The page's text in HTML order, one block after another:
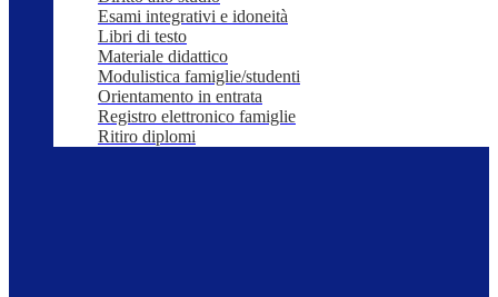
Esami integrativi e idoneità
Libri di testo
Materiale didattico
Modulistica famiglie/studenti
Orientamento in entrata
Registro elettronico famiglie
Ritiro diplomi